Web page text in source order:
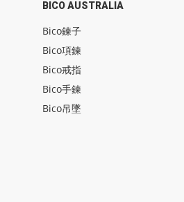
BICO AUSTRALIA
Bico鍊子
Bico項鍊
Bico戒指
Bico手鍊
Bico吊墜